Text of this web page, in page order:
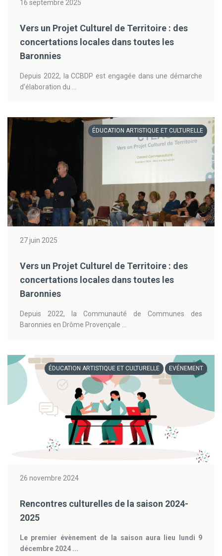
16 septembre 2025
Vers un Projet Culturel de Territoire : des
concertations locales dans toutes les
Baronnies
Depuis 2022, la CCBDP est engagée dans une démarche
d’élaboration du ...
ÉDUCATION ARTISTIQUE ET CULTURELLE
27 juin 2025
Vers un Projet Culturel de Territoire : des
concertations locales dans toutes les
Baronnies
Depuis 2022, la Communauté de Communes des
Baronnies en Drôme Provençale ...
ÉDUCATION ARTISTIQUE ET CULTURELLE EVÉNEMENT
26 novembre 2024
Rencontres culturelles de la saison 2024-
2025
Le premier évènement de la saison aura lieu lundi 9
décembre 2024 ...